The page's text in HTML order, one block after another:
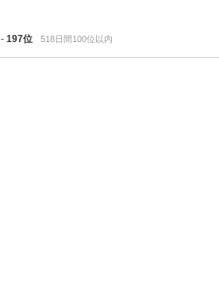
197位 518日間100位以内